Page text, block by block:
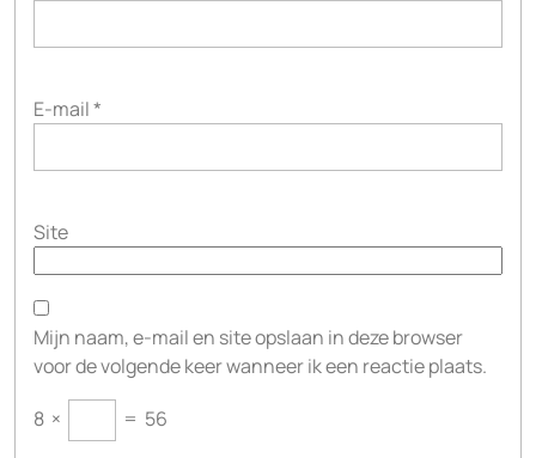
E-mail*
Site
Mijn naam, e-mail en site opslaan in deze browser
voor de volgende keer wanneer ik een reactie plaats.
8 × = 56